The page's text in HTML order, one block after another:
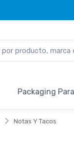
Packaging
Notas Y Tacos